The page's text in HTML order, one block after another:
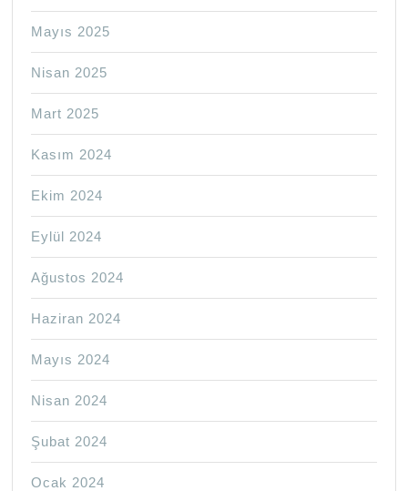
Mayıs 2025
Nisan 2025
Mart 2025
Kasım 2024
Ekim 2024
Eylül 2024
Ağustos 2024
Haziran 2024
Mayıs 2024
Nisan 2024
Şubat 2024
Ocak 2024